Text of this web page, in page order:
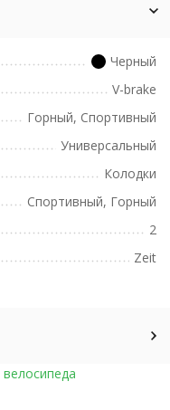
Черный
V-brake
Горный, Спортивный
Универсальный
Колодки
Спортивный, Горный
2
Zeit